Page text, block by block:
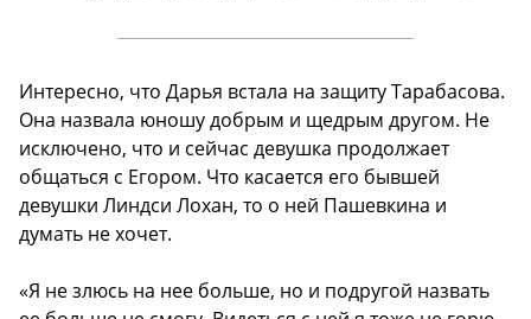
Интересно, что Дарья встала на защиту Тарабасова.
Она назвала юношу добрым и щедрым другом. Не
исключено, что и сейчас девушка продолжает
общаться с Егором. Что касается его бывшей
девушки Линдси Лохан, то о ней Пашевкина и
думать не хочет.
«Я не злюсь на нее больше, но и подругой назвать